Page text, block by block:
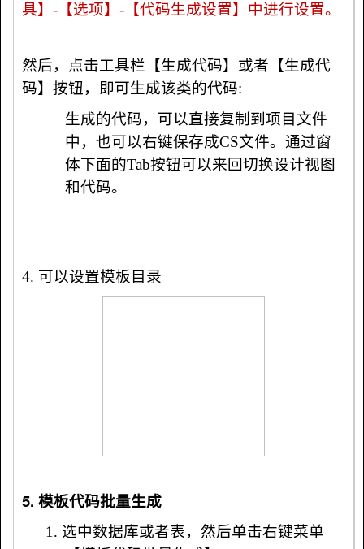
具】 - 【选项】 - 【代码生成设置】中进行设置。
然后，点击工具栏【生成代码】或者【生成代
码】按钮，即可生成该类的代码:
生成的代码，可以直接复制到项目文件
中，也可以右键保存成CS文件。通过窗
体下面的Tab按钮可以来回切换设计视图
和代码。
4. 可以设置模板目录
5. 模板代码批量生成
1. 选中数据库或者表，然后单击右键菜单